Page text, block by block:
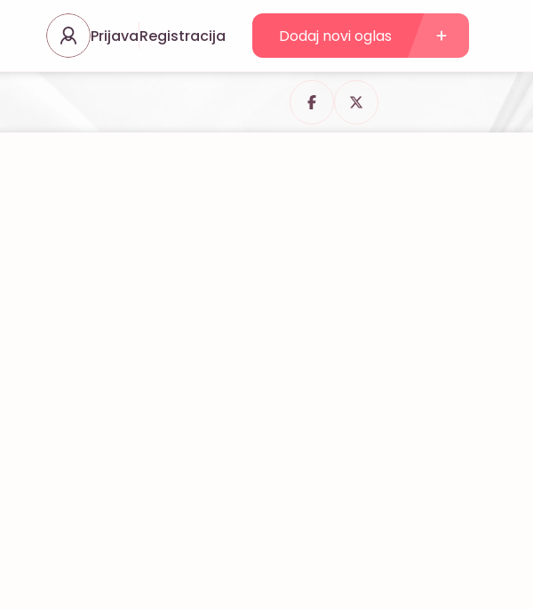
PrijavaRegistracija Dodaj novi oglas